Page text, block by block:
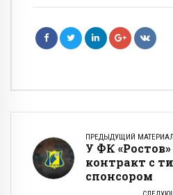
ПРЕДЫДУЩИЙ МАТЕРИАЛ
У ФК
контракт с
спонсором